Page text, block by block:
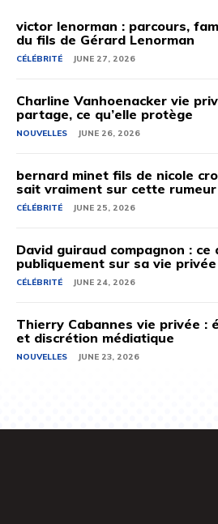
victor lenorman : parcours,
du fils de Gérard Lenorman
CÉLÉBRITÉ JUNE 27, 2026
Charline Vanhoenacker vie
partage, ce qu’elle protège
NOUVELLES JUNE 26, 2026
bernard minet fils de nicole
sait vraiment sur cette rumeur
CÉLÉBRITÉ JUNE 25, 2026
David guiraud compagnon : ce
publiquement sur sa vie privée
CÉLÉBRITÉ JUNE 24, 2026
Thierry Cabannes vie privée :
et discrétion médiatique
NOUVELLES JUNE 23, 2026